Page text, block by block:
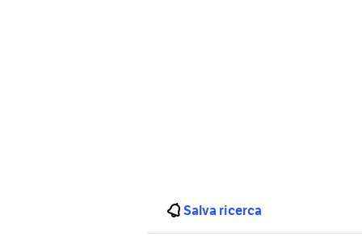
Salva ricerca